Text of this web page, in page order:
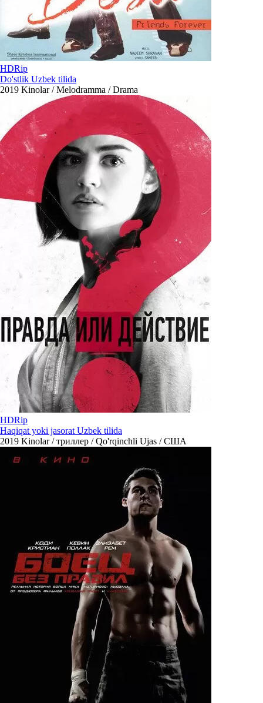
HDRip
Do'stlik Uzbek tilida
2019 Kinolar / Melodramma / Drama
HDRip
Haqiqat yoki jasorat Uzbek tilida
2019 Kinolar / триллер / Qo'rqinchli Ujas / США